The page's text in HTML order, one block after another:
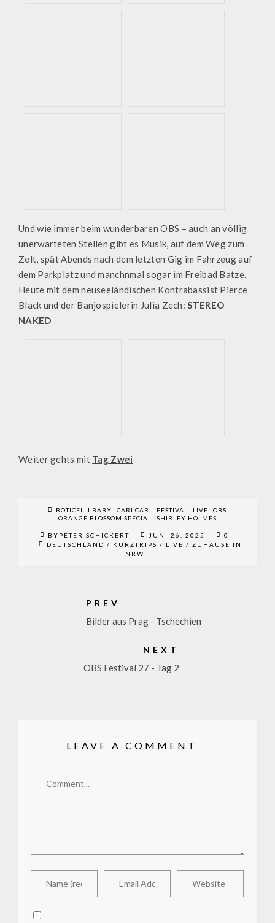
Und wie immer beim wunderbaren OBS – auch an völlig
unerwarteten Stellen gibt es Musik, auf dem Weg zum
Zelt, spät Abends nach dem letzten Gig im Fahrzeug auf
dem Parkplatz und manchnmal sogar im Freibad Batze.
Heute mit dem neuseeländischen Kontrabassist Pierce
Black und der Banjospielerin Julia Zech:STEREO
NAKED
Weiter gehts mit Tag Zwei
BOTICELLI BABY CARI CARI FESTIVAL LIVE
OBS
ORANGE BLOSSOM SPECIAL
SHIRLEY HOLMES
BYPETER SCHICKERT JUNI 26, 2025
0
DEUTSCHLAND / KURZTRIPS / LIVE / ZUHAUSE IN
NRW
PREV
Bilder aus Prag - Tschechien
NEXT
OBS Festival 27 - Tag 2
LEAVE A COMMENT